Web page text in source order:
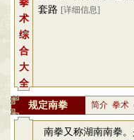
拳
术
综
合
大
全
套路 [详细信息]
规定南拳 简介 拳术
南拳又称湖南南拳